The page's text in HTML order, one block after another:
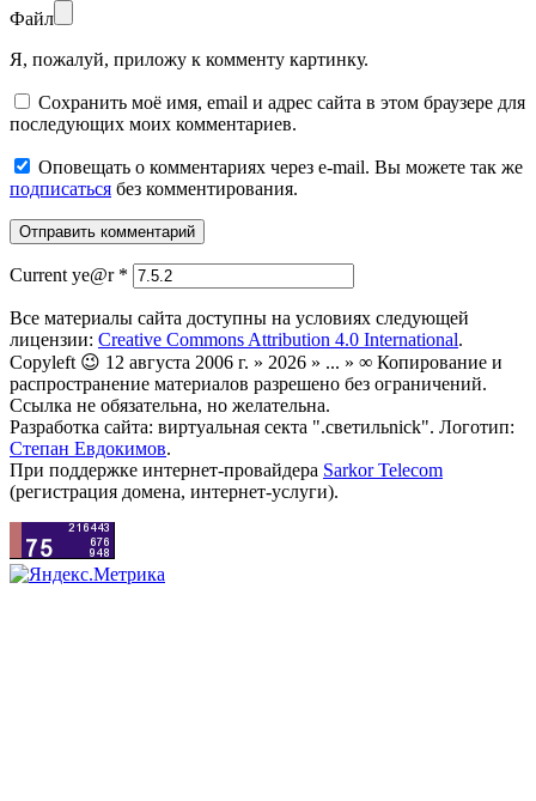
Файл
Я, пожалуй, приложу к комменту картинку.
Сохранить моё имя, email и адрес сайта в этом браузере для
последующих моих комментариев.
Оповещать о комментариях через e-mail. Вы можете так же
подписаться без комментирования.
Current ye@r *
Все материалы сайта доступны на условиях следующей
лицензии: Creative Commons Attribution 4.0 International.
Copyleft 😉 12 августа 2006 г. » 2026 » ... » ∞ Копирование и
распространение материалов разрешено без ограничений.
Ссылка не обязательна, но желательна.
Разработка сайта: виртуальная секта ".светильnick". Логотип:
Степан Евдокимов.
При поддержке интернет-провайдера Sarkor Telecom
(регистрация домена, интернет-услуги).